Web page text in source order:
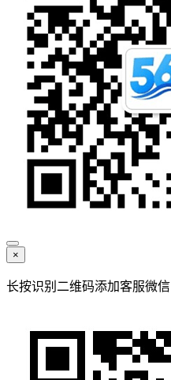
×
长按识别二维码添加客服微信